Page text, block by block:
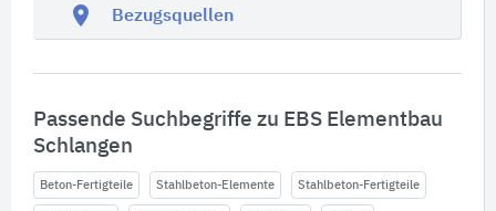
location_on Bezugsquellen
Passende Suchbegriffe zu EBS Elementbau
Schlangen
Beton-Fertigteile Stahlbeton-Elemente Stahlbeton-Fertigteile